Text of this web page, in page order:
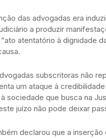
das advogadas era
a produzir
atentatório à dignidade
subscritoras não
um ataque à
sociedade que busca na
juízo não pode deixar
declarou que a